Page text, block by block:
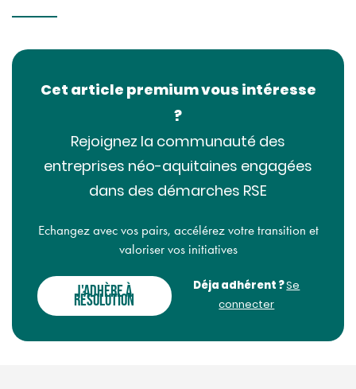
Cet article premium vous intéresse
?
Rejoignez la communauté des
entreprises néo-aquitaines engagées
dans des démarches RSE
Echangez avec vos pairs, accélérez votre transition et
valoriser vos initiatives
J'ADHÈRE À
RÉSOLUTION
Déja adhérent ?Se
connecter